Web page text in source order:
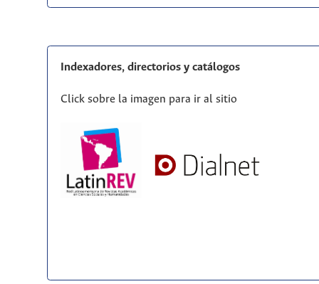
Indexadores, directorios y catálogos
Click sobre la imagen para ir al sitio